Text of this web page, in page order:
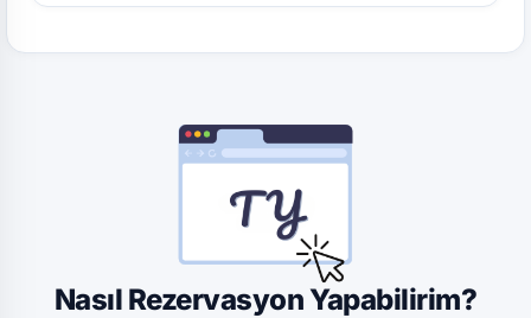
Nasıl Rezervasyon Yapabilirim?